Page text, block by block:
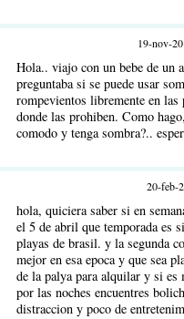
19-nov-
Hola.. viajo con un bebe de un
preguntaba si se puede usar
rompevientos libremente en
donde las prohiben. Como
comodo y tenga sombra?..
20-feb-
hola, quiciera saber si en
el 5 de abril que temporada es
playas de brasil. y la segunda
mejor en esa epoca y que sea
de la palya para alquilar y si es
por las noches encuentres
distraccion y poco de